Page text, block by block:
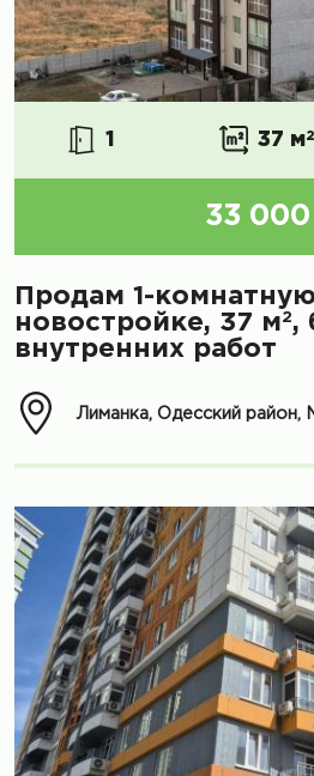
1 37 м2
33 000
Продам 1-
новостройке, 37 м2,
внутренних работ
Лиманка, Одесский район,